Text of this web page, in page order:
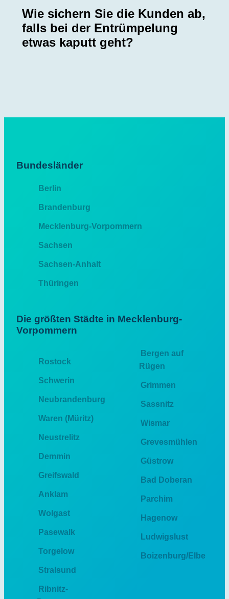
Wie sichern Sie die Kunden ab,
falls bei der Entrümpelung
etwas kaputt geht?
Bundesländer
Berlin
Brandenburg
Mecklenburg-Vorpommern
Sachsen
Sachsen-Anhalt
Thüringen
Die größten Städte in Mecklenburg-
Vorpommern
Rostock
Schwerin
Neubrandenburg
Waren (Müritz)
Neustrelitz
Demmin
Greifswald
Anklam
Wolgast
Pasewalk
Torgelow
Stralsund
Ribnitz-
Bergen auf
Rügen
Grimmen
Sassnitz
Wismar
Grevesmühlen
Güstrow
Bad Doberan
Parchim
Hagenow
Ludwigslust
Boizenburg/Elbe